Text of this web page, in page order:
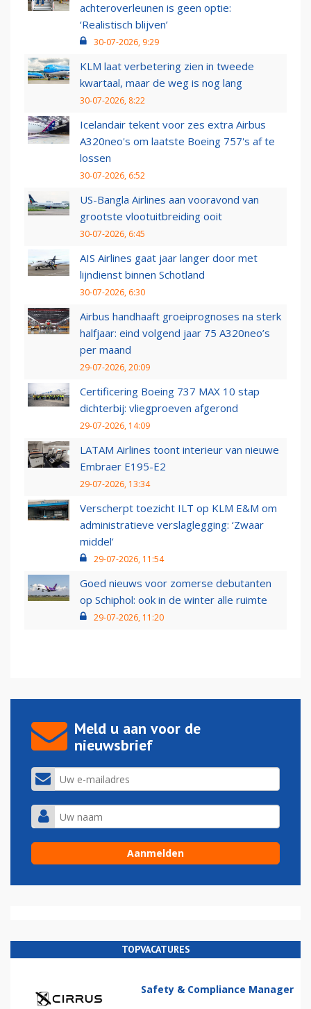
achteroverleunen is geen optie:
‘Realistisch blijven’
30-07-2026, 9:29
KLM laat verbetering zien in tweede
kwartaal, maar de weg is nog lang
30-07-2026, 8:22
Icelandair tekent voor zes extra Airbus
A320neo's om laatste Boeing 757's af te
lossen
30-07-2026, 6:52
US-Bangla Airlines aan vooravond van
grootste vlootuitbreiding ooit
30-07-2026, 6:45
AIS Airlines gaat jaar langer door met
lijndienst binnen Schotland
30-07-2026, 6:30
Airbus handhaaft groeiprognoses na sterk
halfjaar: eind volgend jaar 75 A320neo’s
per maand
29-07-2026, 20:09
Certificering Boeing 737 MAX 10 stap
dichterbij: vliegproeven afgerond
29-07-2026, 14:09
LATAM Airlines toont interieur van nieuwe
Embraer E195-E2
29-07-2026, 13:34
Verscherpt toezicht ILT op KLM E&M om
administratieve verslaglegging: ‘Zwaar
middel’
29-07-2026, 11:54
Goed nieuws voor zomerse debutanten
op Schiphol: ook in de winter alle ruimte
29-07-2026, 11:20
Meld u aan voor de
nieuwsbrief
TOPVACATURES
Safety & Compliance Manager